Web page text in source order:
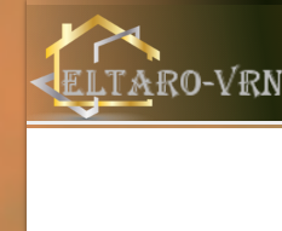
АВТОРИЗАЦИЯ НА САЙТЕ